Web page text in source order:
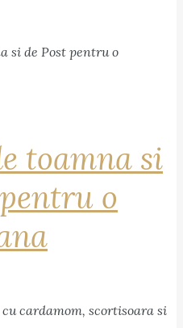
toamna si
o